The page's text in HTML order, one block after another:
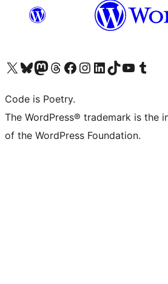
Visit our X (formerly Twitter) account
ഞങ്ങളുടെ ബ്ലൂസ്കൈ അക്കൗണ്ട് സന്ദർശിക്കുക
Visit our Mastodon account
ഞങ്ങളുടെ ത്രെഡ്സ് അക്കൗണ്ട് സന്ദർശിക്കുക
Visit our Facebook page
Visit our Instagram account
Visit our LinkedIn account
ഞങ്ങളുടെ ടിക് ടോക്
Visit our YouTube channel
ഞങ്ങളുടെ
Code is Poetry.
The WordPress® trademark is the
of the WordPress Foundation.